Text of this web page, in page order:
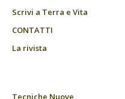
Scrivi a Terra e Vita
CONTATTI
La rivista
Tecniche Nuove